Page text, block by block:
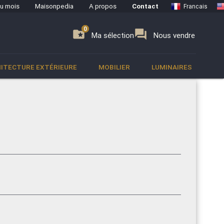
mois Maisonpedia A propos Contact Francais
folder_special Ma sélection
0 forum Nous vendre
0
EXTÉRIEURE MOBILIER LUMINAIRES